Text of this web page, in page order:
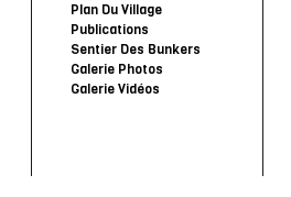
Plan Du Village
Publications
Sentier Des Bunkers
Galerie Photos
Galerie Vidéos